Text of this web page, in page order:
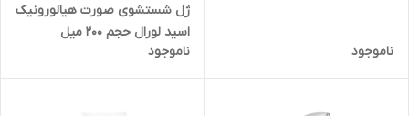
ناموجود
ژل شستشوی صورت هیالورونیک
اسید لورال حجم 200 میل
ناموجود